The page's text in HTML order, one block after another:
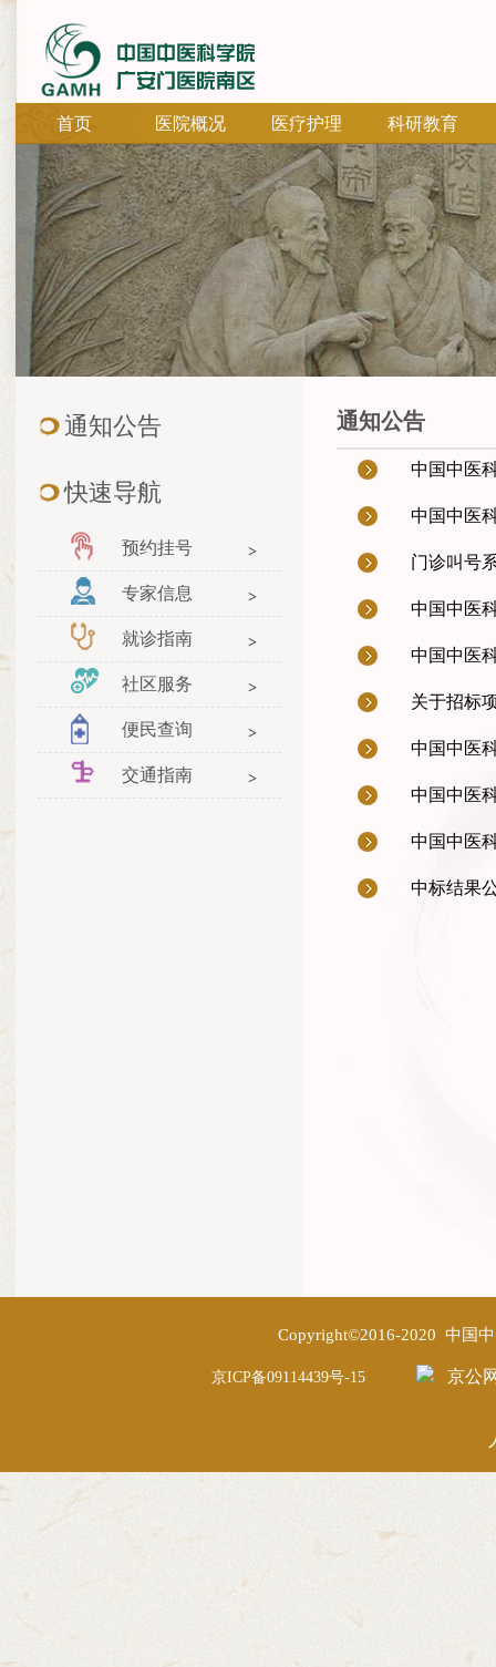
首页 医院概况 医疗护理 科研教育
通知公告
快速导航
预约挂号
专家信息
就诊指南
社区服务
便民查询
交通指南
通知公告
中国中医
中国中医
门诊叫号
中国中医
中国中医
关于招标
中国中医
中国中医
中国中医
中标结果
Copyright©2016-2020 中国
京ICP备09114439号-15 京公